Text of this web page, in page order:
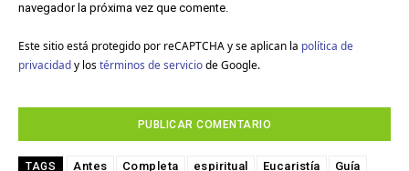
navegador la próxima vez que comente.
Este sitio está protegido por reCAPTCHA y se aplican la política de
privacidady los términos de serviciode Google.
TAGS Antes Completa espiritual Eucaristía
Guía